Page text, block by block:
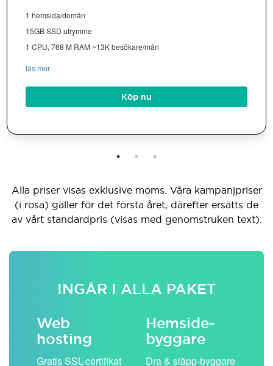
1 hemsida/domän
15GB SSD utrymme
1 CPU, 768 M RAM ~13K besökare/mån
läs mer
Köp nu
Alla priser visas exklusive moms. Våra kampanjpriser
(i rosa) gäller för det första året, därefter ersätts de
av vårt standardpris (visas med genomstruken text).
INGÅR I ALLA PAKET
Web
hosting
Gratis SSL-certifikat
Hemside­
byggare
Dra & släpp-byggare